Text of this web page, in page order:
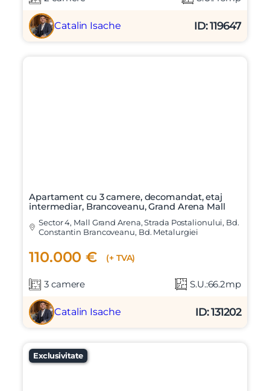
Catalin Isache ID: 119647
Apartament cu 3 camere, decomandat, etaj
intermediar, Brancoveanu, Grand Arena Mall
Sector 4, Mall Grand Arena, Strada Postalionului, Bd.
Constantin Brancoveanu, Bd. Metalurgiei
110.000 € (+ TVA)
3 camere S.U.:66.2mp
Catalin Isache ID: 131202
Exclusivitate
Nume
Am citit si sunt de acord cutermenii si conditiile
SudRezidential.ro